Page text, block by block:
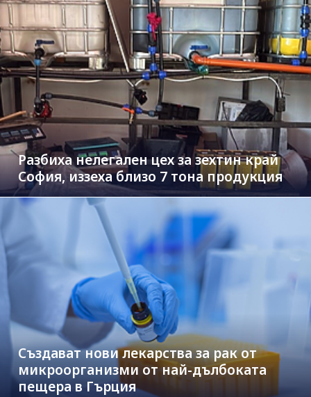
Разбиха нелегален цех за зехтин край
София, иззеха близо 7 тона продукция
Създават нови лекарства за рак от
микроорганизми от най-дълбоката
пещера в Гърция